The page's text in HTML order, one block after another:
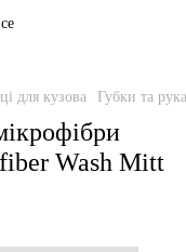
для кузова Губки та
Wash Mitt